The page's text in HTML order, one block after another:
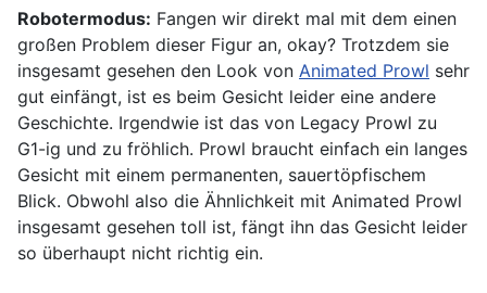
Robotermodus: Fangen wir direkt mal mit dem einen
großen Problem dieser Figur an, okay? Trotzdem sie
insgesamt gesehen den Look von Animated Prowl sehr
gut einfängt, ist es beim Gesicht leider eine andere
Geschichte. Irgendwie ist das von Legacy Prowl zu
G1-ig und zu fröhlich. Prowl braucht einfach ein langes
Gesicht mit einem permanenten, sauertöpfischem
Blick. Obwohl also die Ähnlichkeit mit Animated Prowl
insgesamt gesehen toll ist, fängt ihn das Gesicht leider
so überhaupt nicht richtig ein.